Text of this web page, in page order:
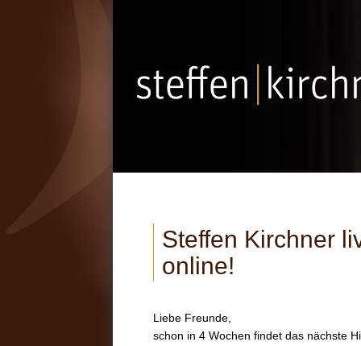
Steffen Kirchner
online!
Liebe Freunde,
schon in 4 Wochen findet das nächste